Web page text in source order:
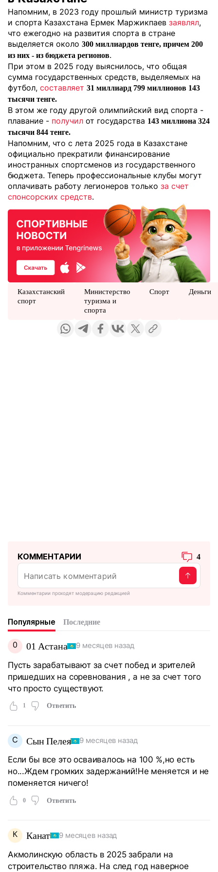
Напомним, в 2023 году прошлый министр туризма
и спорта Казахстана Ермек Маржикпаев заявлял,
что ежегодно на развития спорта в стране
выделяется около 300 миллиардов тенге, причем 200
из них - из бюджета регионов.
При этом в 2025 году выяснилось, что общая
сумма государственных средств, выделяемых на
футбол, составляет 31 миллиард 799 миллионов 143
тысячи тенге.
В этом же году другой олимпийский вид спорта -
плавание - получил от государства 143 миллиона 324
тысячи 844 тенге.
Напомним, что с лета 2025 года в Казахстане
официально прекратили финансирование
иностранных спортсменов из государственного
бюджета. Теперь профессиональные клубы могут
оплачивать работу легионеров только за счет
спонсорских средств.
Казахстанский
спорт
Министерство
туризма и
спорта
Спорт Деньги
КОММЕНТАРИИ 4
Комментарии проходят модерацию редакцией
Популярные Последние
0 01 Астана 9 месяцев назад
Пусть зарабатывают за счет побед и зрителей
пришедших на соревнования , а не за счет того
что просто существуют.
1 Ответить
С Сын Пелея 9 месяцев назад
Если бы все это осваивалось на 100 %,но есть
но...Ждем громких задержаний!Не меняется и не
поменяется ничего!
0 Ответить
К Канат 9 месяцев назад
Акмолинскую область в 2025 забрали на
строительство пляжа. На след год наверное